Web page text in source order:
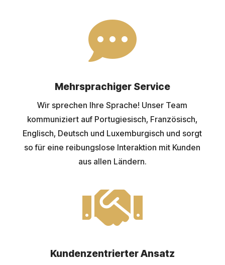

Mehrsprachiger Service
Wir sprechen Ihre Sprache! Unser Team
kommuniziert auf Portugiesisch, Französisch,
Englisch, Deutsch und Luxemburgisch und sorgt
so für eine reibungslose Interaktion mit Kunden
aus allen Ländern.

Kundenzentrierter Ansatz